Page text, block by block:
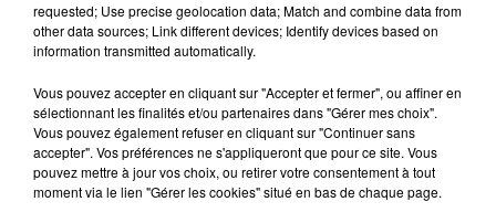
L'INSPECTION DU TRAVAIL RAPPELLE À
L'ORDRE SUR LES CONDITIONS DE...
Alors que les dates de début des vendange 2026
requested; Use precise geolocation data; Match and combine data from
other data sources; Link different devices; Identify devices based on
information transmitted automatically.
Vous pouvez accepter en cliquant sur "Accepter et fermer", ou affiner en
sélectionnant les finalités et/ou partenaires dans "Gérer mes choix".
Vous pouvez également refuser en cliquant sur "Continuer sans
accepter". Vos préférences ne s'appliqueront que pour ce site. Vous
pouvez mettre à jour vos choix, ou retirer votre consentement à tout
moment via le lien "Gérer les cookies" situé en bas de chaque page.